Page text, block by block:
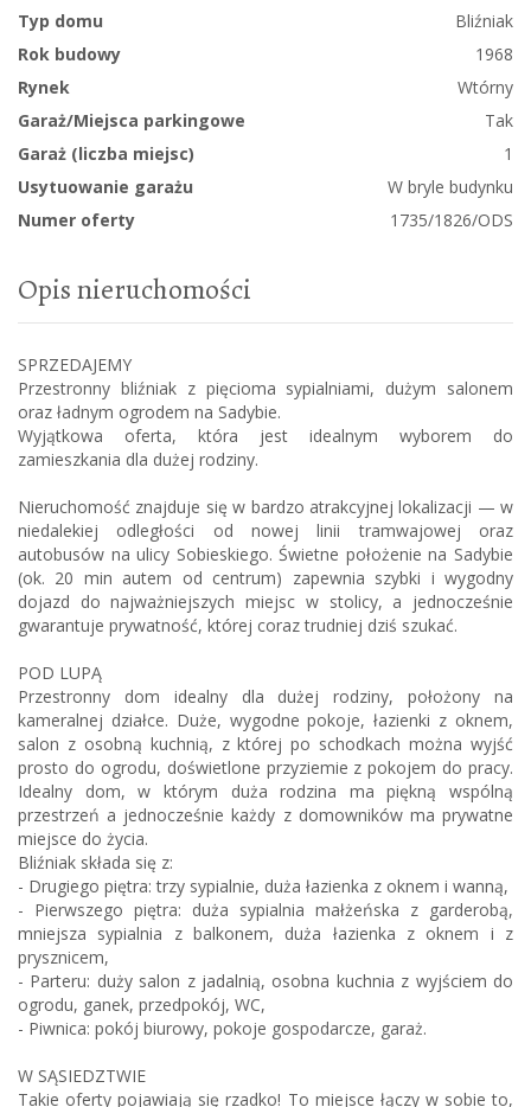
Typ domu
Bliźniak
Rok budowy
1968
Rynek
Wtórny
Garaż/Miejsca parkingowe
Tak
Garaż (liczba miejsc)
1
Usytuowanie garażu
W bryle budynku
Numer oferty
1735/1826/ODS
Opis nieruchomości
SPRZEDAJEMY
Przestronny bliźniak z pięcioma sypialniami, dużym salonem
oraz ładnym ogrodem na Sadybie.
Wyjątkowa oferta, która jest idealnym wyborem do
zamieszkania dla dużej rodziny.
Nieruchomość znajduje się w bardzo atrakcyjnej lokalizacji — w
niedalekiej odległości od nowej linii tramwajowej oraz
autobusów na ulicy Sobieskiego. Świetne położenie na Sadybie
(ok. 20 min autem od centrum) zapewnia szybki i wygodny
dojazd do najważniejszych miejsc w stolicy, a jednocześnie
gwarantuje prywatność, której coraz trudniej dziś szukać.
POD LUPĄ
Przestronny dom idealny dla dużej rodziny, położony na
kameralnej działce. Duże, wygodne pokoje, łazienki z oknem,
salon z osobną kuchnią, z której po schodkach można wyjść
prosto do ogrodu, doświetlone przyziemie z pokojem do pracy.
Idealny dom, w którym duża rodzina ma piękną wspólną
przestrzeń a jednocześnie każdy z domowników ma prywatne
miejsce do życia.
Bliźniak składa się z:
- Drugiego piętra: trzy sypialnie, duża łazienka z oknem i wanną,
- Pierwszego piętra: duża sypialnia małżeńska z garderobą,
mniejsza sypialnia z balkonem, duża łazienka z oknem i z
prysznicem,
- Parteru: duży salon z jadalnią, osobna kuchnia z wyjściem do
ogrodu, ganek, przedpokój, WC,
- Piwnica: pokój biurowy, pokoje gospodarcze, garaż.
W SĄSIEDZTWIE
Takie oferty pojawiają się rzadko! To miejsce łączy w sobie to,